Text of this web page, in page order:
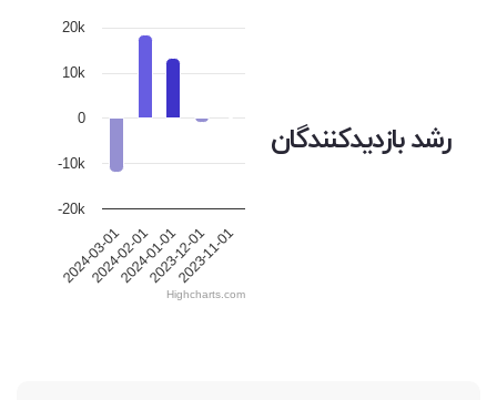
رشد بازدیدکنندگان
2024-03-01
2024-02-01
2024-01-01
2023-12-01
2023-11-01
-20k
-10k
0
10k
20k
Highcharts.com